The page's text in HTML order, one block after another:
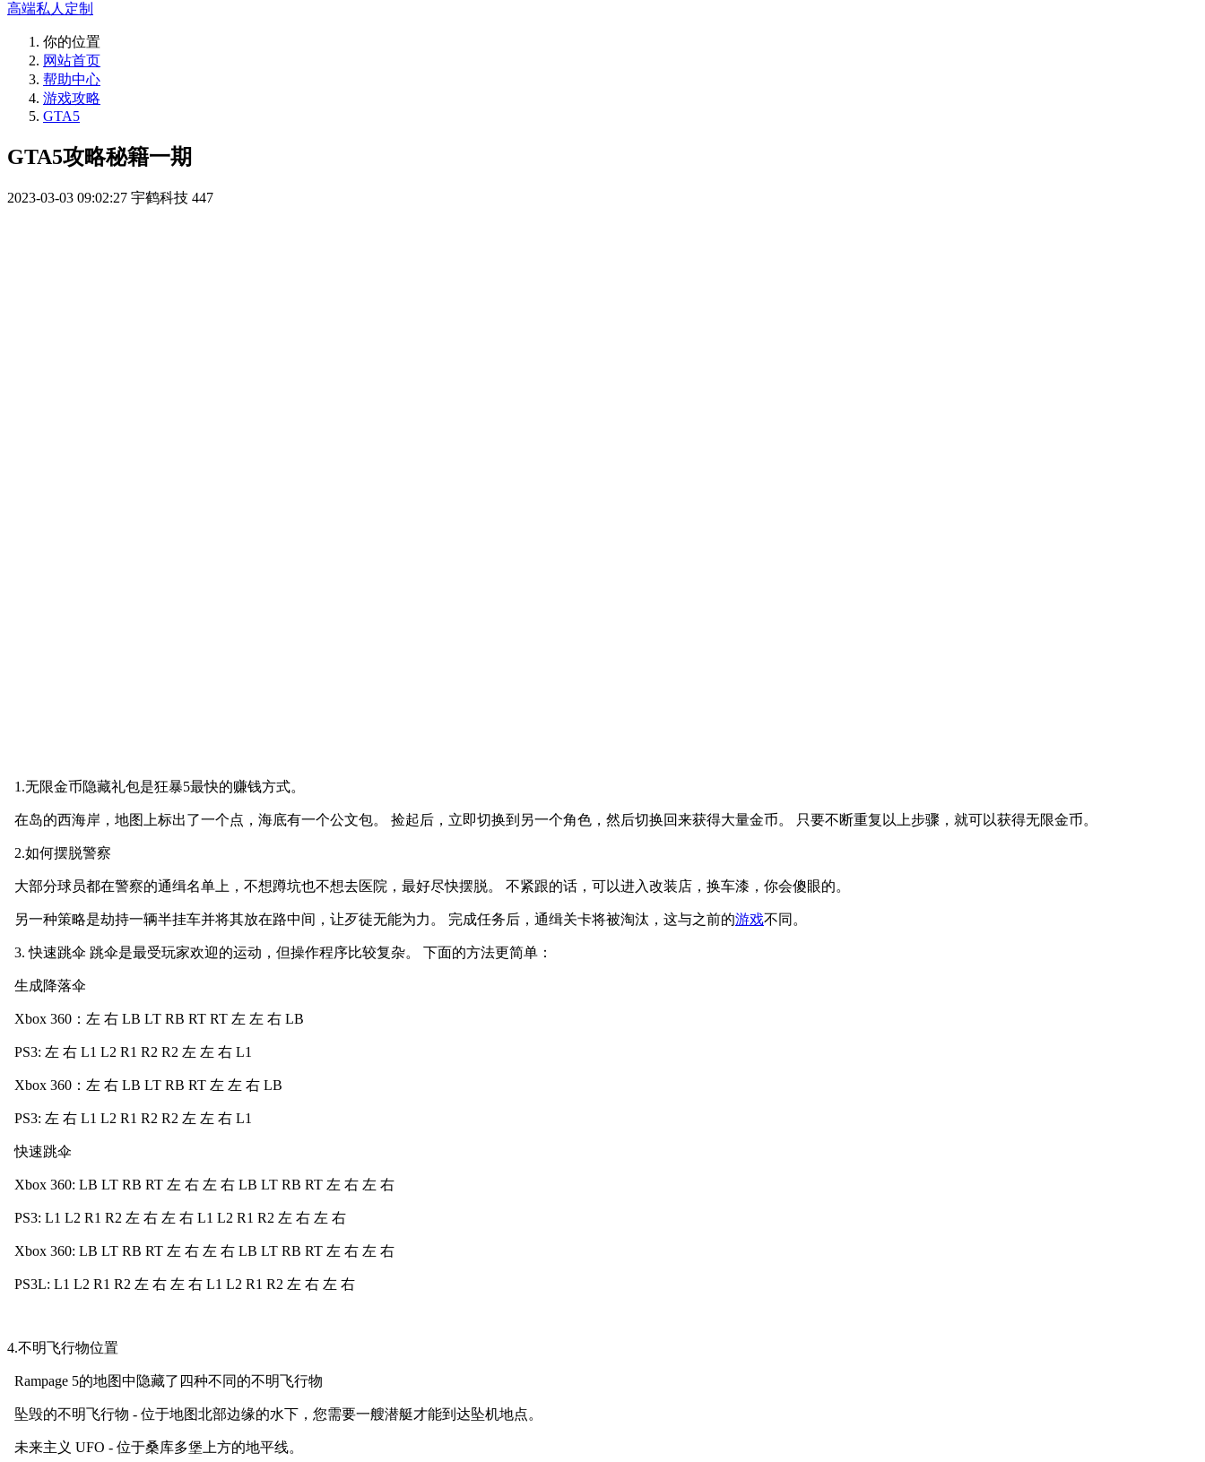
高端私人定制
你的位置
网站首页
帮助中心
游戏攻略
GTA5
​GTA5攻略秘籍一期
2023-03-03 09:02:27 宇鹤科技 447
1.无限金币隐藏礼包是狂暴5最快的赚钱方式。
在岛的西海岸，地图上标出了一个点，海底有一个公文包。 捡起后，立即切换到另一个角色，然后切换回来获得大量金币。 只要不断重复以上步骤，就可以获得无限金币。
2.如何摆脱警察
大部分球员都在警察的通缉名单上，不想蹲坑也不想去医院，最好尽快摆脱。 不紧跟的话，可以进入改装店，换车漆，你会傻眼的。
另一种策略是劫持一辆半挂车并将其放在路中间，让歹徒无能为力。 完成任务后，通缉关卡将被淘汰，这与之前的游戏不同。
3. 快速跳伞 跳伞是最受玩家欢迎的运动，但操作程序比较复杂。 下面的方法更简单：
生成降落伞
Xbox 360：左 右 LB LT RB RT RT 左 左 右 LB
PS3: 左 右 L1 L2 R1 R2 R2 左 左 右 L1
Xbox 360：左 右 LB LT RB RT 左 左 右 LB
PS3: 左 右 L1 L2 R1 R2 R2 左 左 右 L1
快速跳伞
Xbox 360: LB LT RB RT 左 右 左 右 LB LT RB RT 左 右 左 右
PS3: L1 L2 R1 R2 左 右 左 右 L1 L2 R1 R2 左 右 左 右
Xbox 360: LB LT RB RT 左 右 左 右 LB LT RB RT 左 右 左 右
PS3L: L1 L2 R1 R2 左 右 左 右 L1 L2 R1 R2 左 右 左 右
4.不明飞行物位置
Rampage 5的地图中隐藏了四种不同的不明飞行物
坠毁的不明飞行物 - 位于地图北部边缘的水下，您需要一艘潜艇才能到达坠机地点。
未来主义 UFO - 位于桑库多堡上方的地平线。